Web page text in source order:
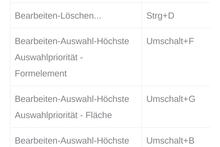
Bearbeiten-Löschen... Strg+D
Bearbeiten-Auswahl-Höchste
Auswahlpriorität -
Formelement
Umschalt+F
Bearbeiten-Auswahl-Höchste
Auswahlpriorität - Fläche
Umschalt+G
Bearbeiten-Auswahl-Höchste
Umschalt+B